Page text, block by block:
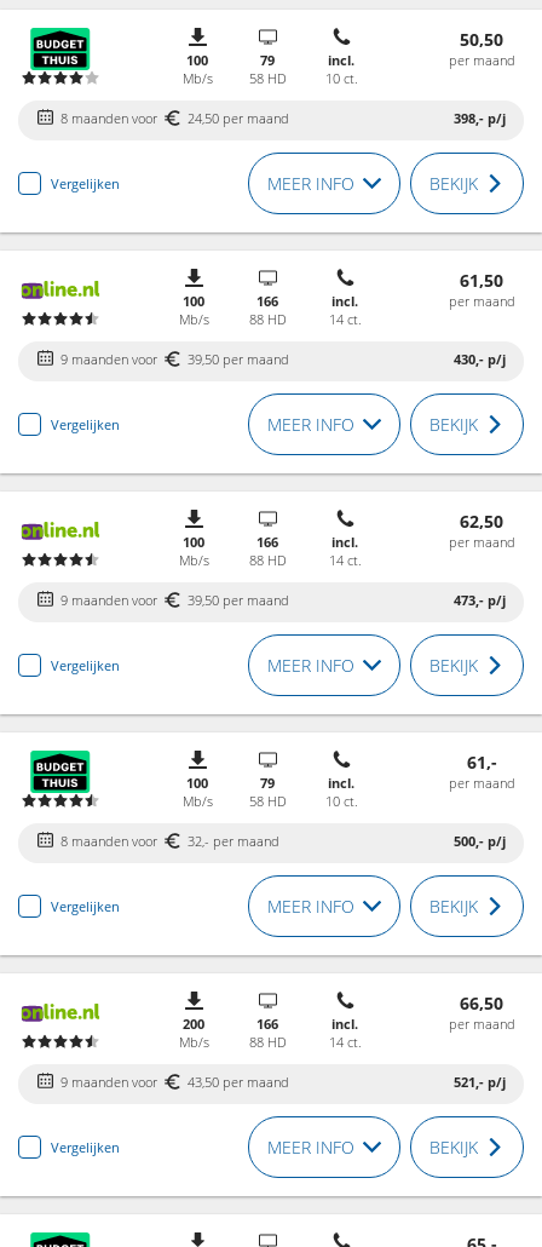
100
Mb/s
79
58 HD
incl.
10 ct.
50,50
per maand
8 maanden voor 24,50 per maand 398,- p/j
Vergelijken MEER INFO BEKIJK
100
Mb/s
166
88 HD
incl.
14 ct.
61,50
per maand
9 maanden voor 39,50 per maand 430,- p/j
Vergelijken MEER INFO BEKIJK
100
Mb/s
166
88 HD
incl.
14 ct.
62,50
per maand
9 maanden voor 39,50 per maand 473,- p/j
Vergelijken MEER INFO BEKIJK
100
Mb/s
79
58 HD
incl.
10 ct.
61,-
per maand
8 maanden voor 32,- per maand 500,- p/j
Vergelijken MEER INFO BEKIJK
200
Mb/s
166
88 HD
incl.
14 ct.
66,50
per maand
9 maanden voor 43,50 per maand 521,- p/j
Vergelijken MEER INFO BEKIJK